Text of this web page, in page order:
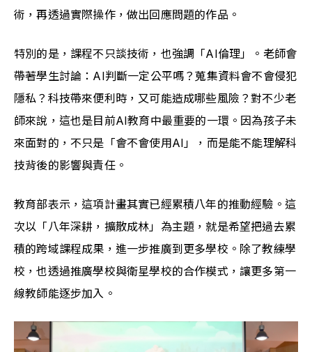
術，再透過實際操作，做出回應問題的作品。
特別的是，課程不只談技術，也強調「AI倫理」。老師會
帶著學生討論：AI判斷一定公平嗎？蒐集資料會不會侵犯
隱私？科技帶來便利時，又可能造成哪些風險？對不少老
師來說，這也是目前AI教育中最重要的一環。因為孩子未
來面對的，不只是「會不會使用AI」，而是能不能理解科
技背後的影響與責任。
教育部表示，這項計畫其實已經累積八年的推動經驗。這
次以「八年深耕，擴散成林」為主題，就是希望把過去累
積的跨域課程成果，進一步推廣到更多學校。除了教練學
校，也透過推廣學校與衛星學校的合作模式，讓更多第一
線教師能逐步加入。